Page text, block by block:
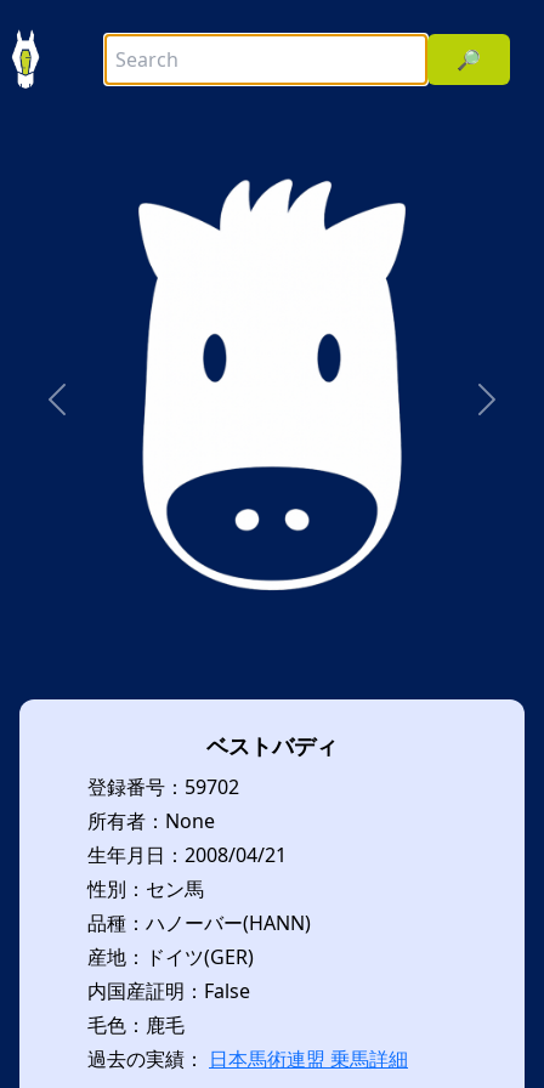
🔎
前へ 次へ
ベストバディ
登録番号：59702
所有者：None
生年月日：2008/04/21
性別：セン馬
品種：ハノーバー(HANN)
産地：ドイツ(GER)
内国産証明：False
毛色：鹿毛
過去の実績： 日本馬術連盟 乗馬詳細